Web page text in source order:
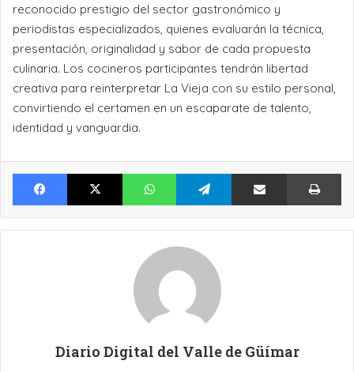
reconocido prestigio del sector gastronómico y
periodistas especializados, quienes evaluarán la técnica,
presentación, originalidad y sabor de cada propuesta
culinaria. Los cocineros participantes tendrán libertad
creativa para reinterpretar La Vieja con su estilo personal,
convirtiendo el certamen en un escaparate de talento,
identidad y vanguardia.
Facebook X WhatsApp Telegram Compartir por Email
Diario Digital del Valle de Güímar